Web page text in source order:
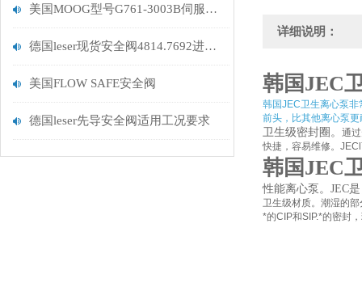
美国MOOG型号G761-3003B伺服阀技术图纸
德国leser现货安全阀4814.7692进口软密封卫生级
美国FLOW SAFE安全阀
德国leser先导安全阀适用工况要求
详细说明：
韩国JEC
韩国JEC卫生离心泵
前头，比其他离心泵
卫生级密封圈。 通
快捷，容易维修。
韩国JEC
性能离心泵。JEC
卫生级材质。潮湿的
*的CIP和SIP.*的密封